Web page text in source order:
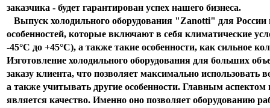
заказчика - будет гарантирован успех нашего бизнеса.
Выпуск холодильного оборудования "Zanotti" для России
особенностей, которые включают в себя климатические
-45°С до +45°С), а также такие особенности, как сильное
Изготовление холодильного оборудования для больших
заказу клиента, что позволяет максимально
а также учитывать другие особенности. Главным аспектом
является качество. Именно оно позволяет оборудованию